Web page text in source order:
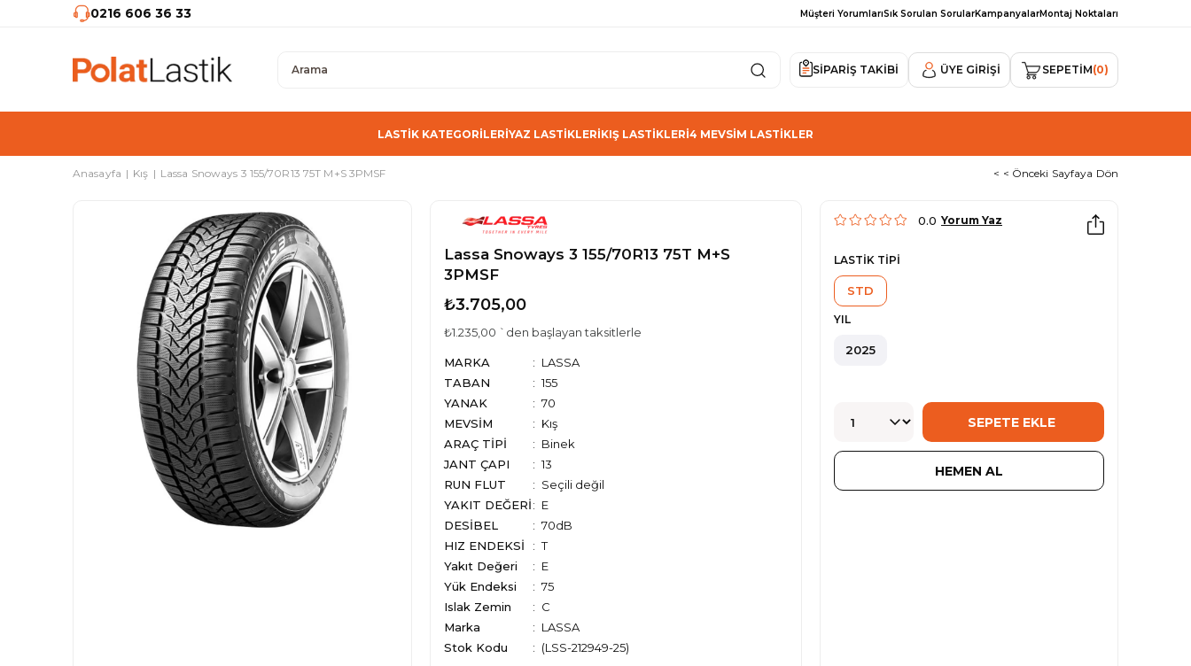
0216 606 36 33 Müşteri YorumlarıSık Sorulan SorularKampanyalarMontaj Noktaları
SİPARİŞ TAKİBİ ÜYE GIRIŞI SEPETIM 0
LASTİK KATEGORİLERİYAZ LASTİKLERİKIŞ LASTİKLERİ4 MEVSİM LASTİKLER
Anasayfa Kış Lassa Snoways 3 155/70R13 75T M+S 3PMSF < < Önceki Sayfaya Dön
Lassa Snoways 3 155/70R13 75T M+S
3PMSF
₺3.705,00
₺1.235,00 `den başlayan taksitlerle
MARKA
LASSA
TABAN
155
YANAK
70
MEVSİM
Kış
ARAÇ TİPİ
Binek
JANT ÇAPI
13
RUN FLUT
Seçili değil
YAKIT DEĞERİ
E
DESİBEL
70dB
HIZ ENDEKSİ
T
Yakıt Değeri
E
Yük Endeksi
75
Islak Zemin
C
Marka
: LASSA
Stok Kodu
(LSS-212949-25)
0.0 Yorum Yaz
LASTİK TİPİ
STD
YIL
2025